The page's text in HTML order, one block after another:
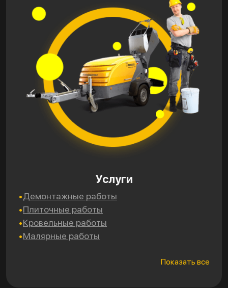
Услуги
Демонтажные работы
Плиточные работы
Кровельные работы
Малярные работы
Показать все